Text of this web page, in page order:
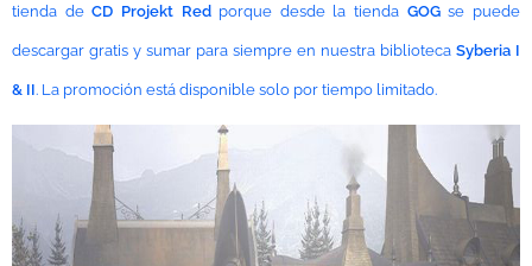
tienda deCD Projekt Redporque desde la tienda GOGse puede
descargar gratis y sumar para siempre en nuestra biblioteca Syberia I
& II. La promoción está disponible solo por tiempo limitado.